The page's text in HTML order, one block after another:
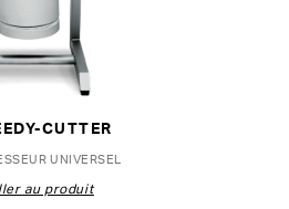
CUTTER
UNIVERSEL
au produit